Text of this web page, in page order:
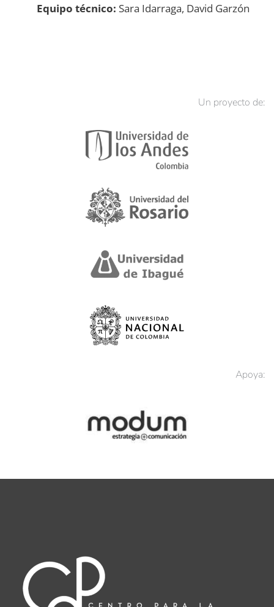
Equipo técnico: Sara Idarraga, David Garzón
Un proyecto de:
Apoya: